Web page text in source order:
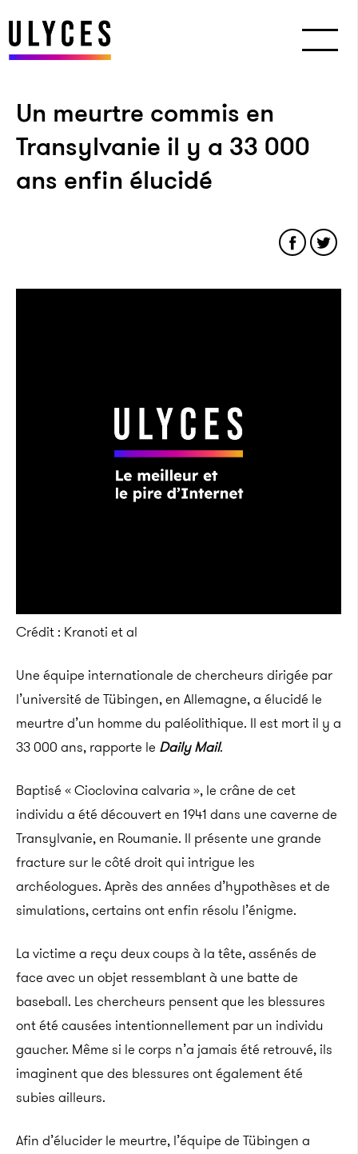
Un meurtre commis en
Transylvanie il y a 33 000
ans enfin élucidé
Crédit : Kranoti et al
Une équipe internationale de chercheurs dirigée par
l’université de Tübingen, en Allemagne, a élucidé le
meurtre d’un homme du paléolithique. Il est mort il y a
33 000 ans, rapporte le Daily Mail.
Baptisé « Cioclovina calvaria », le crâne de cet
individu a été découvert en 1941 dans une caverne de
Transylvanie, en Roumanie. Il présente une grande
fracture sur le côté droit qui intrigue les
archéologues. Après des années d’hypothèses et de
simulations, certains ont enfin résolu l’énigme.
La victime a reçu deux coups à la tête, assénés de
face avec un objet ressemblant à une batte de
baseball. Les chercheurs pensent que les blessures
ont été causées intentionnellement par un individu
gaucher. Même si le corps n’a jamais été retrouvé, ils
imaginent que des blessures ont également été
subies ailleurs.
Afin d’élucider le meurtre, l’équipe de Tübingen a